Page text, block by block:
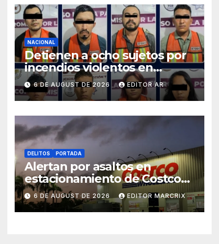
NACIONAL
Detienen a ocho sujetos por
incendios violentos en
Tabasco tras ataques
coordinados
6 DE AUGUST DE 2026 EDITOR AR
DELITOS PORTADA
Alertan por asaltos en
estacionamiento de Costco
Cancún
6 DE AUGUST DE 2026 EDITOR MARCRIX